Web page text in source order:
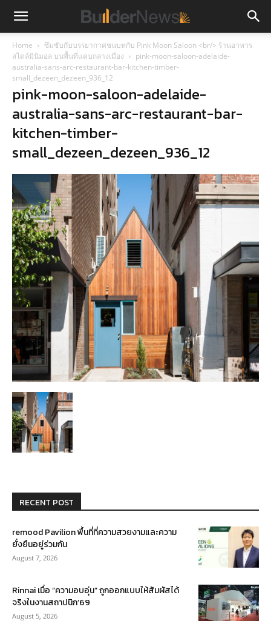
Home
ซึมซับกับบรรยากาศชนบทกับ Pink Moon Saloon <br/> ร้านอาหาร
สไตล์มินิมอล บนพื้นที่แคบกลางเมือง
pink-moon-saloon-adelaide-
australia-sans-arc-restaurant-bar-kitchen-timber-
small_dezeen_dezeen_936_12
pink-moon-saloon-adelaide-
australia-sans-arc-restaurant-bar-
kitchen-timber-
small_dezeen_dezeen_936_12
RECENT POST
remood Pavilion พื้นที่ที่ความสวยงามและความ
ยั่งยืนอยู่ร่วมกัน
August 7, 2026
Rinnai เมื่อ “ความอบอุ่น” ถูกออกแบบให้สัมผัสได้
จริงในงานสถาปนิก’69
August 5, 2026